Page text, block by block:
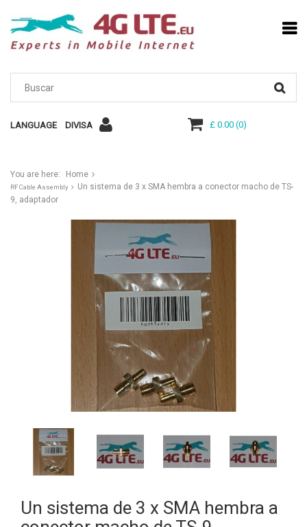
LANGUAGE DIVISA £ 0.00(0)
You are here: Home
RF Cable Assembly
Un sistema de 3 x SMA hembra a conector macho de TS-
9, adaptador
Un sistema de 3 x SMA hembra a